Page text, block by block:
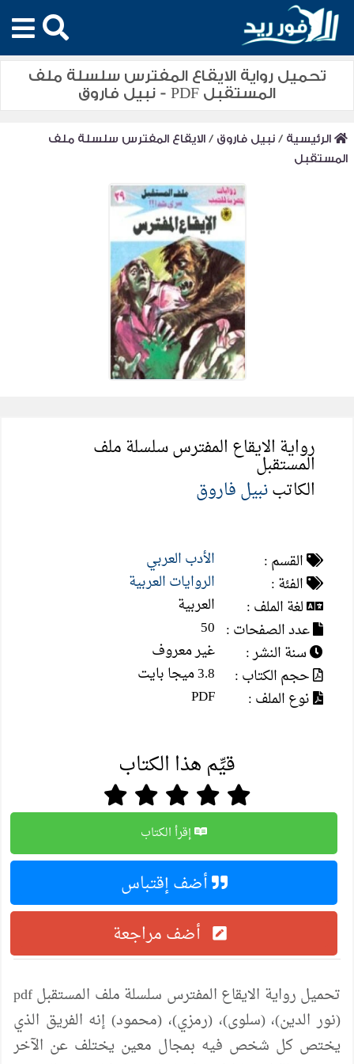
تحميل رواية الايقاع المفترس سلسلة ملف
المستقبل PDF - نبيل فاروق
الرئيسية /نبيل فاروق /الايقاع المفترس سلسلة ملف
المستقبل
رواية الايقاع المفترس سلسلة ملف
المستقبل
الكاتبنبيل فاروق
القسم :
الأدب العربي
الفئة :
الروايات العربية
لغة الملف :
العربية
عدد الصفحات : 50
سنة النشر :
غير معروف
حجم الكتاب :
3.8 ميجا بايت
نوع الملف :
PDF
قيِّم هذا الكتاب
إقرأ الكتاب
أضف إقتباس
أضف مراجعة
تحميل رواية الايقاع المفترس سلسلة ملف المستقبل pdf
(نور الدين)، (سلوى)، (رمزي)، (محمود) إنه الفريق الذي
يختص كل شخص فيه بمجال معين يختلف عن الآخر